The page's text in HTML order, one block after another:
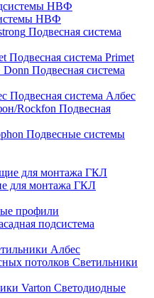
НВФ
Подвесная система
Подвесная система Primet
Подвесная система
Подвесная система Албес
Подвесная
Подвесные системы
для монтажа ГКЛ
профили
подсистема
Албес
Светильники
Светодиодные